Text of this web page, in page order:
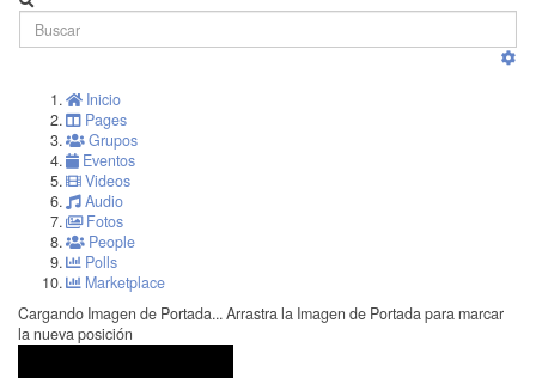
Inicio
Pages
Grupos
Eventos
Videos
Audio
Fotos
People
Polls
Marketplace
Cargando Imagen de Portada... Arrastra la Imagen de Portada para marcar
la nueva posición